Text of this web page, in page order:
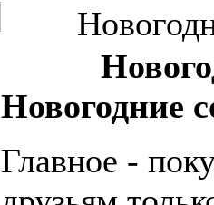
Новогодние
Главное -